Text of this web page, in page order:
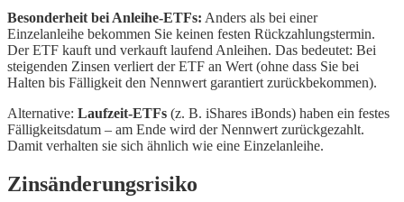
Besonderheit bei Anleihe-ETFs: Anders als bei einer
Einzelanleihe bekommen Sie keinen festen Rückzahlungstermin.
Der ETF kauft und verkauft laufend Anleihen. Das bedeutet: Bei
steigenden Zinsen verliert der ETF an Wert (ohne dass Sie bei
Halten bis Fälligkeit den Nennwert garantiert zurückbekommen).
Alternative: Laufzeit-ETFs (z. B. iShares iBonds) haben ein festes
Fälligkeitsdatum – am Ende wird der Nennwert zurückgezahlt.
Damit verhalten sie sich ähnlich wie eine Einzelanleihe.
Zinsänderungsrisiko